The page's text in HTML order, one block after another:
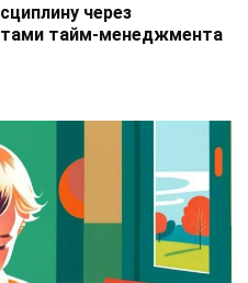
через
тайм-менеджмента